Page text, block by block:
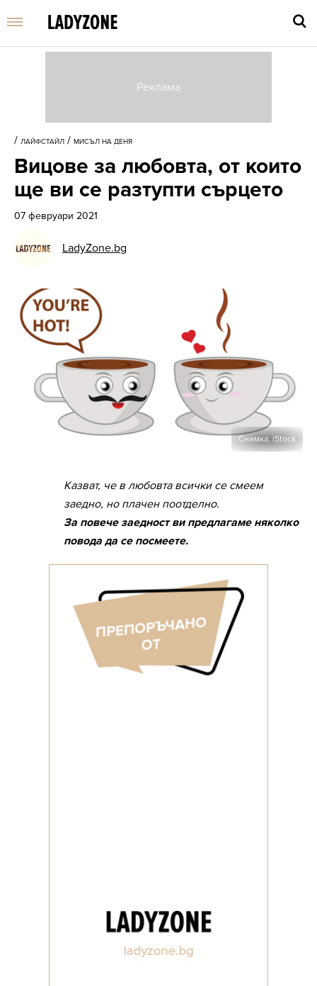
и
/ ЛАЙФСТАЙЛ / МИСЪЛ НА ДЕНЯ
Вицове за любовта, от които
ще ви се разтупти сърцето
07 февруари 2021
LadyZone.bg
Снимка: iStock
Казват, че в любовта всички се смеем
заедно, но плачен поотделно.
За повече заедност ви предлагаме няколко
повода да се посмеете.